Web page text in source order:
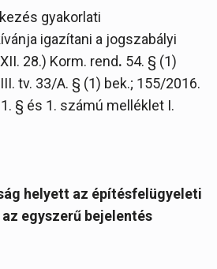
gyakorlati
igazítani a jogszabályi
28.) Korm. rend. 54. § (1)
tv. 33/A. § (1) bek.; 155/2016.
§ és 1. számú melléklet I.
helyett az építésfelügyeleti
egyszerű bejelentés